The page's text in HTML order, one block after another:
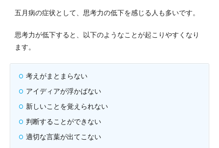
五月病の症状として、思考力の低下を感じる人も多いです。
思考力が低下すると、以下のようなことが起こりやすくなり
ます。
考えがまとまらない
アイディアが浮かばない
新しいことを覚えられない
判断することができない
適切な言葉が出てこない